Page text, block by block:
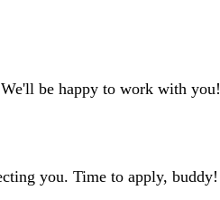
be happy to work with you!
you. Time to apply, buddy!